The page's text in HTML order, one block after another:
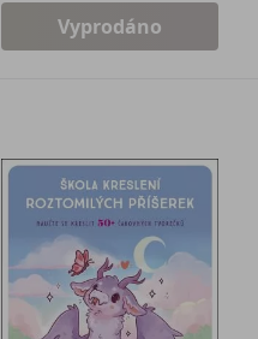
Vyprodáno